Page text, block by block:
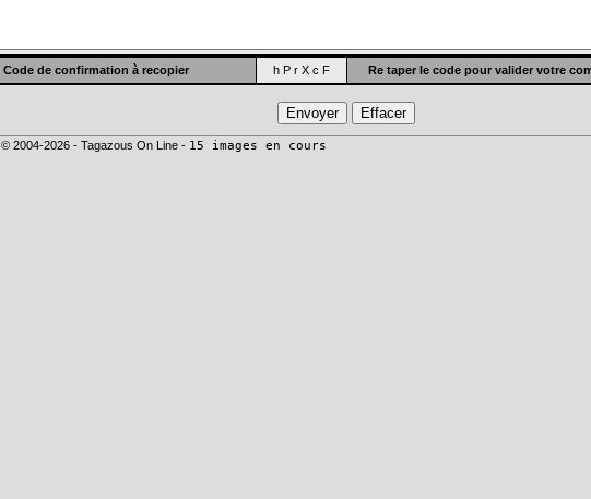
Code de confirmation à recopier h P r X c F Re taper le code pour valider votre
© 2004-2026 - Tagazous On Line - 15 images en cours